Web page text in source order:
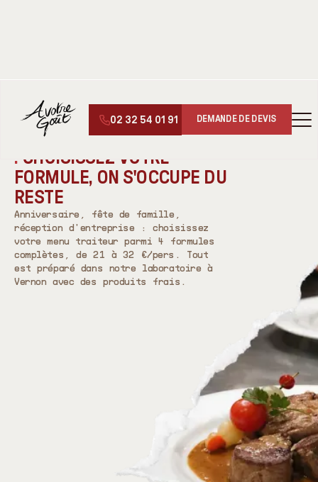
02 32 54 01 91 DEMANDE DE DEVIS
MENUS TRAITEUR À VERNON (27)
MENU TRAITEUR À VERNON
: CHOISISSEZ VOTRE
FORMULE, ON S'OCCUPE DU
RESTE
Anniversaire, fête de famille,
réception d'entreprise : choisissez
votre menu traiteur parmi 4 formules
complètes, de 21 à 32 €/pers. Tout
est préparé dans notre laboratoire à
Vernon avec des produits frais.
MENU TANDOORI